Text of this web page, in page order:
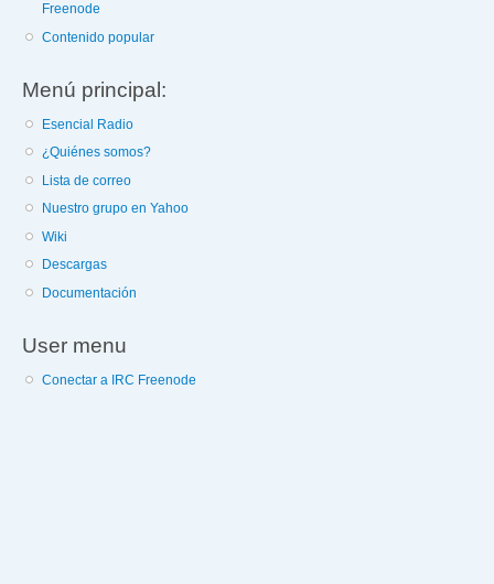
Freenode
Contenido popular
Menú principal:
Esencial Radio
¿Quiénes somos?
Lista de correo
Nuestro grupo en Yahoo
Wiki
Descargas
Documentación
User menu
Conectar a IRC Freenode